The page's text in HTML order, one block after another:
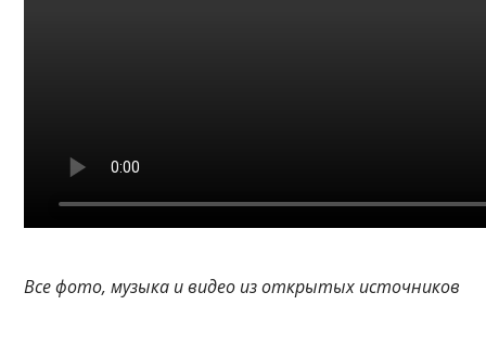
Все фото, музыка и видео из открытых источников